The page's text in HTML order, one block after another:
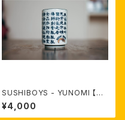
SUSHIBOYS - YUNOMI 【限
定受注生産】
¥4,000